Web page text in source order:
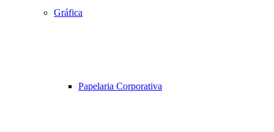
Gráfica
Papelaria Corporativa